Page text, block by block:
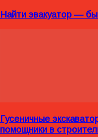
Найти эвакуатор —
Гусеничные
помощники в